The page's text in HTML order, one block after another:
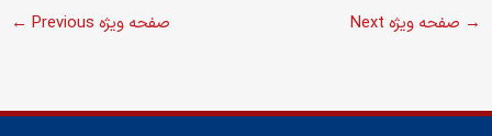
← Previous صفحه ویژه →